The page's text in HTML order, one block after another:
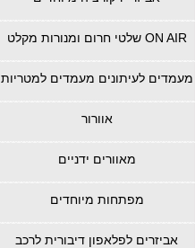
שלטי חרום ומנורות מקלט ON AIR
מעמדים לעיתונים מעמדים למטריות
אוורור
מאוורים ידניים
מפתחות מיוחדים
אביזרים לפלאפון דיבורית לרכב